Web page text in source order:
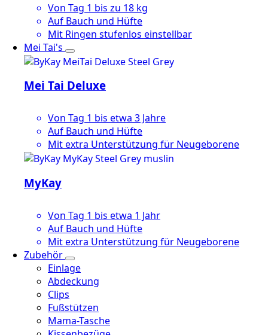
Von Tag 1 bis zu 18 kg
Auf Bauch und Hüfte
Mit Ringen stufenlos einstellbar
Mei Tai's
Mei Tai Deluxe
Von Tag 1 bis etwa 3 Jahre
Auf Bauch und Hüfte
Mit extra Unterstützung für Neugeborene
MyKay
Von Tag 1 bis etwa 1 Jahr
Auf Bauch und Hüfte
Mit extra Unterstützung für Neugeborene
Zubehör
Einlage
Abdeckung
Clips
Fußstützen
Mama-Tasche